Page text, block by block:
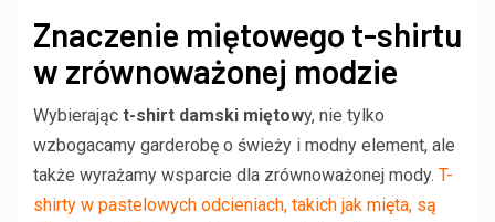
Znaczenie miętowego t-shirtu
w zrównoważonej modzie
Wybierając t-shirt damski miętowy, nie tylko
wzbogacamy garderobę o świeży i modny element, ale
także wyrażamy wsparcie dla zrównoważonej mody. T-
shirty w pastelowych odcieniach, takich jak mięta, są